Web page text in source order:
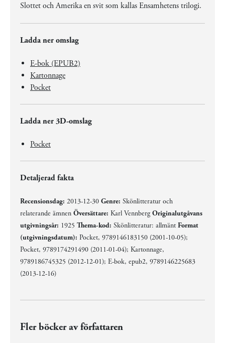
Slottet och Amerika en svit som kallas Ensamhetens trilogi.
Ladda ner omslag
E-bok (EPUB2)
Kartonnage
Pocket
Ladda ner 3D-omslag
Pocket
Detaljerad fakta
Recensionsdag: 2013-12-30 Genre: Skönlitteratur och
relaterande ämnen Översättare: Karl VennbergOriginalutgåvans
utgivningsår: 1925 Thema-kod: Skönlitteratur: allmänt Format
(utgivningsdatum): Pocket, 9789146183150 (2001-10-05);
Pocket, 9789174291490 (2011-01-04); Kartonnage,
9789186745325 (2012-12-01); E-bok, epub2, 9789146225683
(2013-12-16)
Fler böcker av författaren